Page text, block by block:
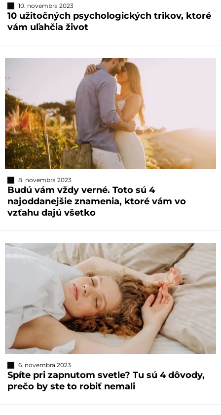
10. novembra 2023
10 užitočných psychologických trikov, ktoré
vám uľahčia život
8. novembra 2023
Budú vám vždy verné. Toto sú 4
najoddanejšie znamenia, ktoré vám vo
vzťahu dajú všetko
6. novembra 2023
Spíte pri zapnutom svetle? Tu sú 4 dôvody,
prečo by ste to robiť nemali